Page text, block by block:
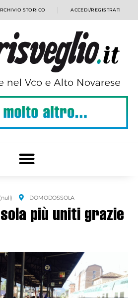
STORICO ACCEDI/REGISTRATI
DOMODOSSOLA
più uniti grazie